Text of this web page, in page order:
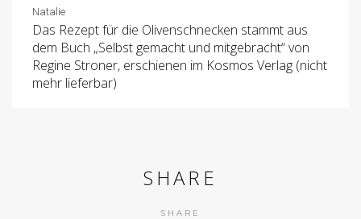
Natalie
Das Rezept für die Olivenschnecken stammt aus
dem Buch „Selbst gemacht und mitgebracht“ von
Regine Stroner, erschienen im Kosmos Verlag (nicht
mehr lieferbar)
SHARE
SHARE